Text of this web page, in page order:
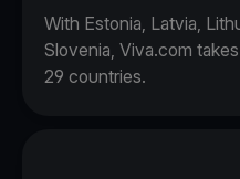
With Estonia, Latvia,
Slovenia, Viva.com
29 countries.